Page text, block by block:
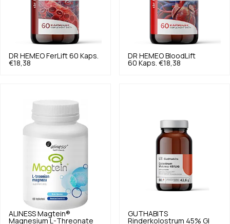
DR HEMEO FerLift 60 Kaps.
€18,38
DR HEMEO BloodLift
60 Kaps. €18,38
ALINESS Magtein®
Magnesium L-Threonate
GUTHABITS
Rinderkolostrum 45% GI